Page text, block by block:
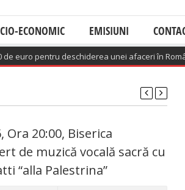
ECONOMIC EMISIUNI
pentru deschiderea unei afaceri în România
Ora 20:00, Biserica
de muzică vocală sacră cu
“alla Palestrina”